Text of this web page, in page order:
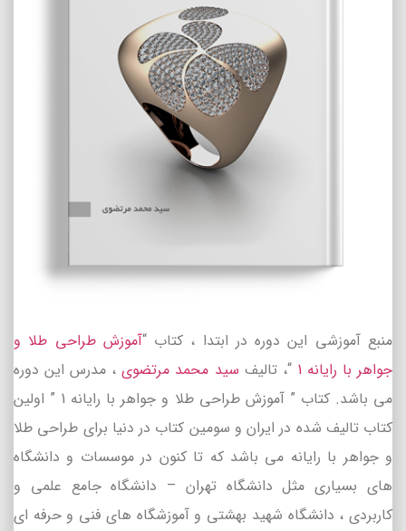
منبع آموزشی این دوره در ابتدا ، کتاب “آموزش طراحی طلا و
جواهر با رایانه 1 “، تالیف سید محمد مرتضوی، مدرس این دوره
می باشد. کتاب ” آموزش طراحی طلا و جواهر با رایانه 1 ” اولین
کتاب تالیف شده در ایران و سومین کتاب در دنیا برای طراحی طلا
و جواهر با رایانه می باشد که تا کنون در موسسات و دانشگاه
های بسیاری مثل دانشگاه تهران – دانشگاه جامع علمی و
کاربردی ، دانشگاه شهید بهشتی و آموزشگاه های فنی و حرفه ای